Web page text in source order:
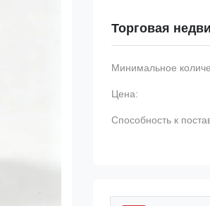
Торговая
Минимальное
Цена:
Способность к